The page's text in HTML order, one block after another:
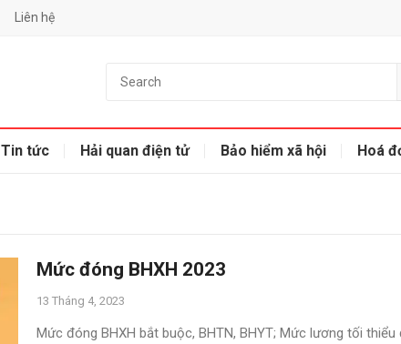
Liên hệ
Tin tức Hải quan điện tử Bảo hiểm xã hội Hoá
Mức đóng BHXH 2023
13 Tháng 4, 2023
Mức đóng BHXH bắt buộc, BHTN, BHYT; Mức lương tối thiểu